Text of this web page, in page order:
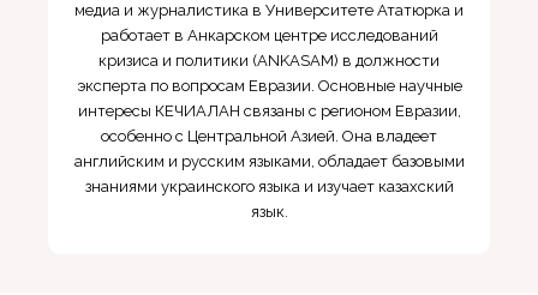
медиа и журналистика в Университете Ататюрка и
работает в Анкарском центре исследований
кризиса и политики (ANKASAM) в должности
эксперта по вопросам Евразии. Основные научные
интересы КЕЧИАЛАН связаны с регионом Евразии,
особенно с Центральной Азией. Она владеет
английским и русским языками, обладает базовыми
знаниями украинского языка и изучает казахский
язык.